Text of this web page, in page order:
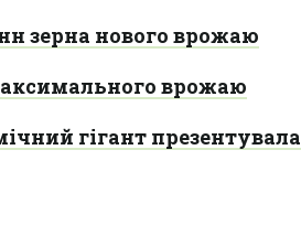
зерна нового врожаю
врожаю
гігант презентувала